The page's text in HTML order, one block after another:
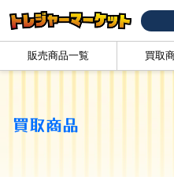
販売商品一覧 買取
買取商品